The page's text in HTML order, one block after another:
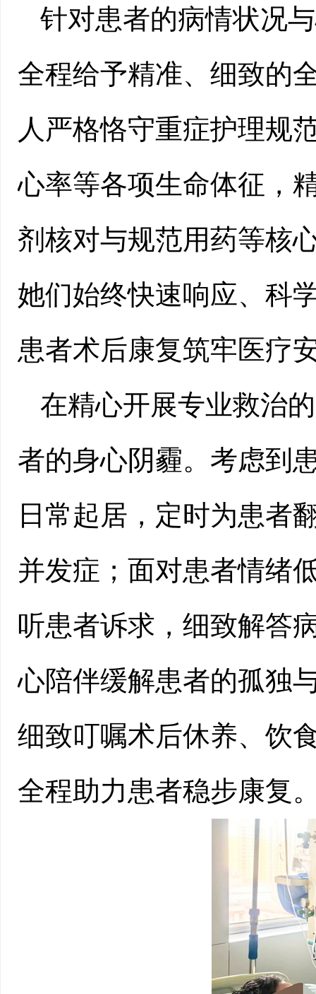
针对患者的病情状况
全程给予精准、细致的
人严格恪守重症护理规
心率等各项生命体征，
剂核对与规范用药等核
她们始终快速响应、科
患者术后康复筑牢医疗
在精心开展专业救治
者的身心阴霾。考虑到
日常起居，定时为患者
并发症；面对患者情绪
听患者诉求，细致解答
心陪伴缓解患者的孤独
细致叮嘱术后休养、饮
全程助力患者稳步康复